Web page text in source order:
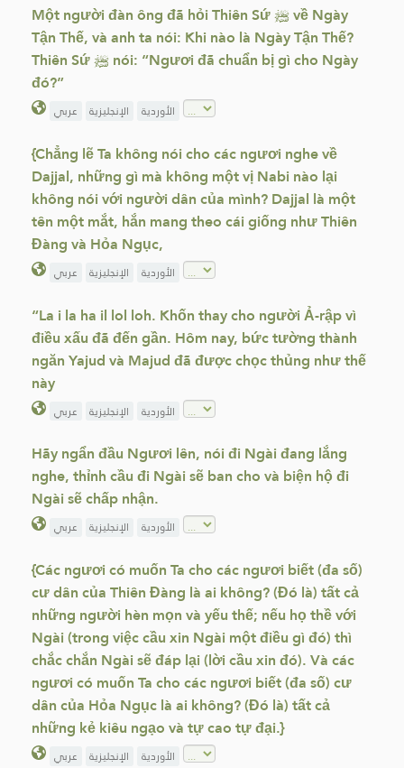
Một người đàn ông đã hỏi Thiên Sứ ﷺ về Ngày
Tận Thế, và anh ta nói: Khi nào là Ngày Tận Thế?
Thiên Sứ ﷺ nói: “Ngươi đã chuẩn bị gì cho Ngày
đó?”
عربي الإنجليزية الأوردية
{Chẳng lẽ Ta không nói cho các ngươi nghe về
Dajjal, những gì mà không một vị Nabi nào lại
không nói với người dân của mình? Dajjal là một
tên một mắt, hắn mang theo cái giống như Thiên
Đàng và Hỏa Ngục,
عربي الإنجليزية الأوردية
“La i la ha il lol loh. Khốn thay cho người Ả-rập vì
điều xấu đã đến gần. Hôm nay, bức tường thành
ngăn Yajud và Majud đã được chọc thủng như thế
này
عربي الإنجليزية الأوردية
Hãy ngẩn đầu Ngươi lên, nói đi Ngài đang lắng
nghe, thỉnh cầu đi Ngài sẽ ban cho và biện hộ đi
Ngài sẽ chấp nhận.
عربي الإنجليزية الأوردية
{Các ngươi có muốn Ta cho các ngươi biết (đa số)
cư dân của Thiên Đàng là ai không? (Đó là) tất cả
những người hèn mọn và yếu thế; nếu họ thề với
Ngài (trong việc cầu xin Ngài một điều gì đó) thì
chắc chắn Ngài sẽ đáp lại (lời cầu xin đó). Và các
ngươi có muốn Ta cho các ngươi biết (đa số) cư
dân của Hỏa Ngục là ai không? (Đó là) tất cả
những kẻ kiêu ngạo và tự cao tự đại.}
عربي الإنجليزية الأوردية